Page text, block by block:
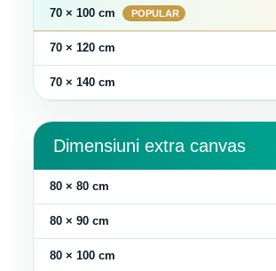
70 × 100 cm
70 × 120 cm
70 × 140 cm
Dimensiuni extra canvas
80 × 80 cm
80 × 90 cm
80 × 100 cm